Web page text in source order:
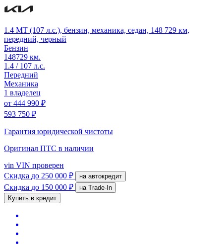
1.4 MT (107 л.с.), бензин, механика, седан, 148 729 км,
передний, черный
Бензин
148729 км.
1.4 / 107 л.с.
Передний
Механика
1 владелец
от 444 990 ₽
593 750 ₽
Гарантия юридической чистоты
Оригинал ПТС в наличии
vin VIN проверен
Скидка до 250 000 ₽ на автокредит
Скидка до 150 000 ₽
на Trade-In
Купить в кредит